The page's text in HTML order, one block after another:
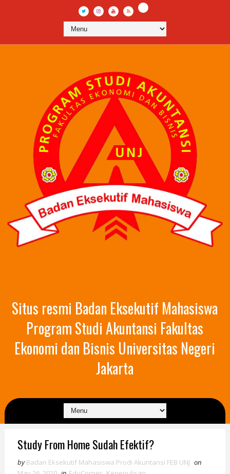
Situs resmi Badan Eksekutif Mahasiswa
Program Studi Akuntansi Fakultas
Ekonomi dan Bisnis Universitas Negeri
Jakarta
Study From Home Sudah Efektif?
by Badan Eksekutif Mahasiswa Prodi Akuntansi FEB UNJ on